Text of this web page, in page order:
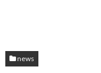
news